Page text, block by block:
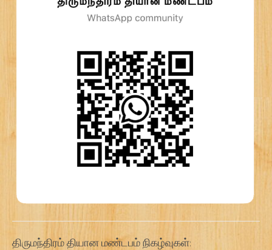
திருமந்திரம் தியான மண்டபம் நிகழ்வுகள்: